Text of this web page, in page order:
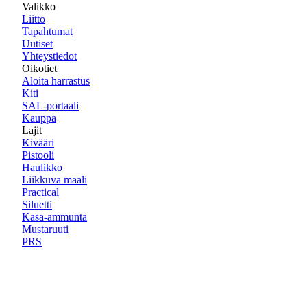
Valikko
Liitto
Tapahtumat
Uutiset
Yhteystiedot
Oikotiet
Aloita harrastus
Kiti
SAL-portaali
Kauppa
Lajit
Kivääri
Pistooli
Haulikko
Liikkuva maali
Practical
Siluetti
Kasa-ammunta
Mustaruuti
PRS